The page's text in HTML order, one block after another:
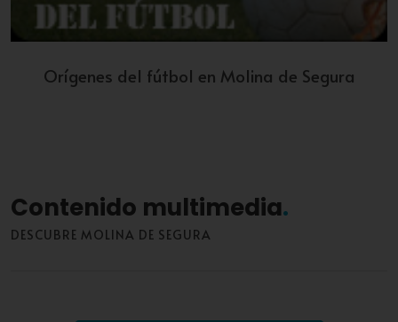
Orígenes del fútbol en Molina de Segura
Contenido multimedia
DESCUBRE MOLINA DE SEGURA